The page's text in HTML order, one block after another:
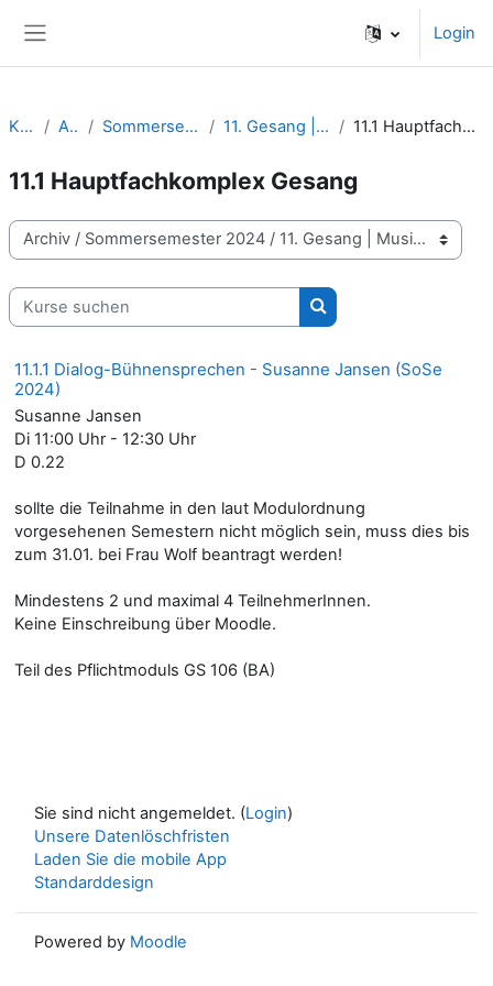
Login
Kurse Archiv Sommersemester 2024 11. Gesang | Musiktheater 11.1 Hauptfachkomplex Gesang
11.1 Hauptfachkomplex Gesang
Kursbereiche
Kurse suchen
Kurse suchen
11.1.1 Dialog-Bühnensprechen - Susanne Jansen (SoSe
2024)
Susanne Jansen
Di 11:00 Uhr - 12:30 Uhr
D 0.22
sollte die Teilnahme in den laut Modulordnung
vorgesehenen Semestern nicht möglich sein, muss dies bis
zum 31.01. bei Frau Wolf beantragt werden!
Mindestens 2 und maximal 4 TeilnehmerInnen.
Keine Einschreibung über Moodle.
Teil des Pflichtmoduls GS 106 (BA)
Sie sind nicht angemeldet. (Login)
Unsere Datenlöschfristen
Laden Sie die mobile App
Standarddesign
Powered by Moodle